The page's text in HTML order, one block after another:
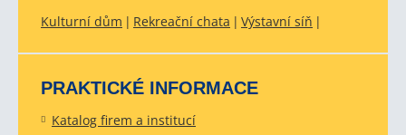
Kulturní dům Rekreační chata Výstavní síň
PRAKTICKÉ INFORMACE
Katalog firem a institucí